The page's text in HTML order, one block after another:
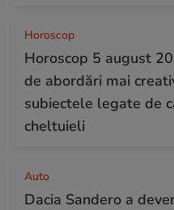
Horoscop
Horoscop 5 august
de abordări mai
subiectele legate de
cheltuieli
Auto
Dacia Sandero a